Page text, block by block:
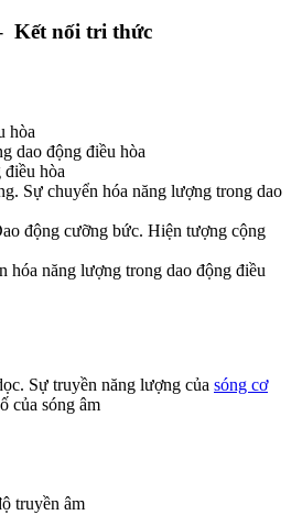
Kết nối tri thức
hòa
dao động điều hòa
hòa
Sự chuyển hóa năng lượng trong dao
động cưỡng bức. Hiện tượng cộng
hóa năng lượng trong dao động điều
Sự truyền năng lượng của sóng cơ
của sóng âm
truyền âm